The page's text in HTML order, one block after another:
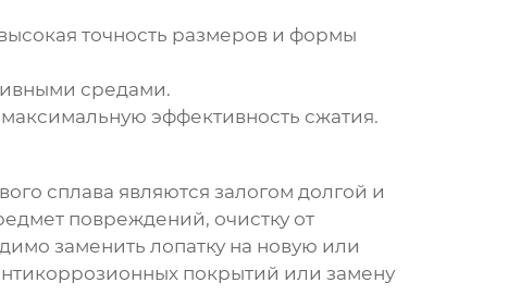
точность размеров и формы
средами.
эффективность сжатия.
сплава являются залогом долгой и
повреждений, очистку от
заменить лопатку на новую или
покрытий или замену